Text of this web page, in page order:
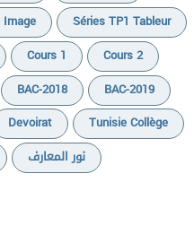
Séries TP1 Tableur
Cours 1
Cours 2
BAC-2018
BAC-2019
Devoirat
Tunisie Collège
نور المعارف